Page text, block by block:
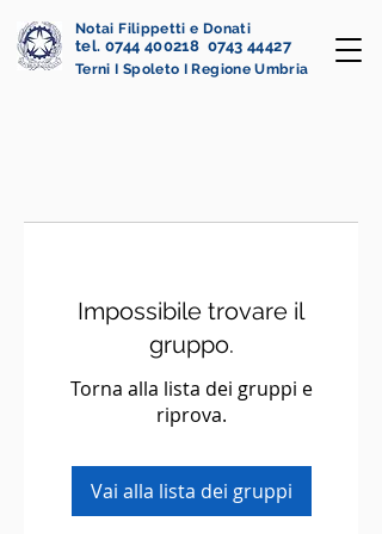
Notai Filippetti e Donati
tel. 0744 400218 0743 44427
Terni I Spoleto I Regione Umbria
Impossibile trovare il
gruppo.
Torna alla lista dei gruppi e
riprova.
Vai alla lista dei gruppi